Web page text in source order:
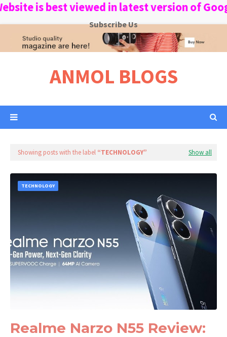
best viewed in latest version of Google
Subscribe Us
ANMOL BLOGS
Showing posts with the label TECHNOLOGY Show all
TECHNOLOGY
Realme Narzo N55 Review: